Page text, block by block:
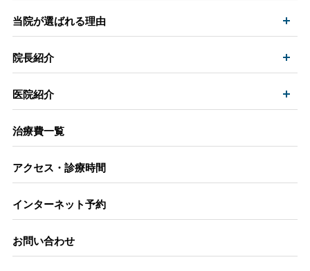
当院が選ばれる理由
院長紹介
医院紹介
治療費一覧
アクセス・診療時間
インターネット予約
お問い合わせ